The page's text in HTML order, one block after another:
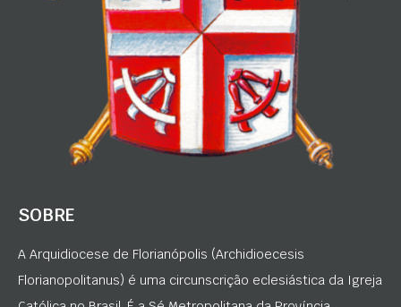
SOBRE
A Arquidiocese de Florianópolis (Archidioecesis
Florianopolitanus) é uma circunscrição eclesiástica da Igreja